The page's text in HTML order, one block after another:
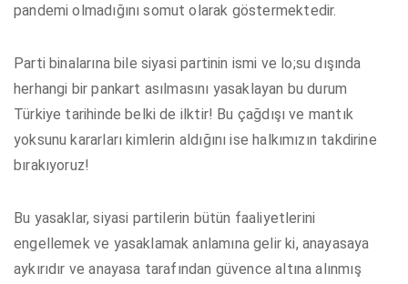
pandemi olmadığını somut olarak göstermektedir.
Parti binalarına bile siyasi partinin ismi ve lo;su dışında
herhangi bir pankart asılmasını yasaklayan bu durum
Türkiye tarihinde belki de ilktir! Bu çağdışı ve mantık
yoksunu kararları kimlerin aldığını ise halkımızın takdirine
bırakıyoruz!
Bu yasaklar, siyasi partilerin bütün faaliyetlerini
engellemek ve yasaklamak anlamına gelir ki, anayasaya
aykırıdır ve anayasa tarafından güvence altına alınmış